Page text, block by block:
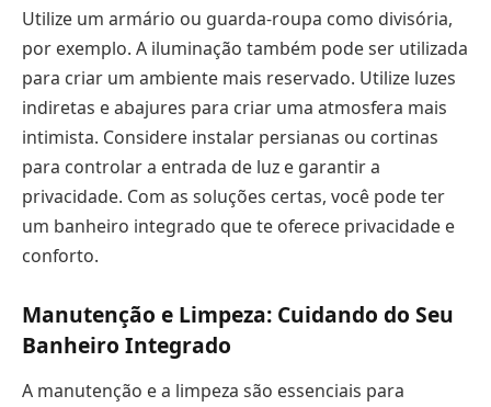
Utilize um armário ou guarda-roupa como divisória,
por exemplo. A iluminação também pode ser utilizada
para criar um ambiente mais reservado. Utilize luzes
indiretas e abajures para criar uma atmosfera mais
intimista. Considere instalar persianas ou cortinas
para controlar a entrada de luz e garantir a
privacidade. Com as soluções certas, você pode ter
um banheiro integrado que te oferece privacidade e
conforto.
Manutenção e Limpeza: Cuidando do Seu
Banheiro Integrado
A manutenção e a limpeza são essenciais para